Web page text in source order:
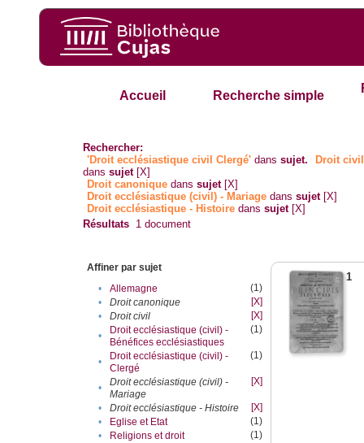
Accueil Recherche simple
Rechercher:
'Droit ecclésiastique civil Clergé' danssujet.
Droit civil
danssujet [X]
Droit canonique danssujet [X]
Droit ecclésiastique (civil) - Mariage danssujet [X]
Droit ecclésiastique - Histoire danssujet [X]
Résultats 1 document
Affiner par sujet
•
Allemagne
(1)
•
Droit canonique
[X]
•
Droit civil
[X]
•
Droit ecclésiastique (civil) -
Bénéfices ecclésiastiques
(1)
•
Droit ecclésiastique (civil) -
Clergé
(1)
•
Droit ecclésiastique (civil) -
Mariage
[X]
• Droit ecclésiastique - Histoire
[X]
•
Eglise et Etat
(1)
•
Religions et droit
(1)
1